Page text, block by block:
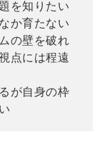
を知りたい
か育たない
の壁を破れ
点には程遠
が自身の枠